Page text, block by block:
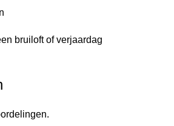
bruiloft of verjaardag